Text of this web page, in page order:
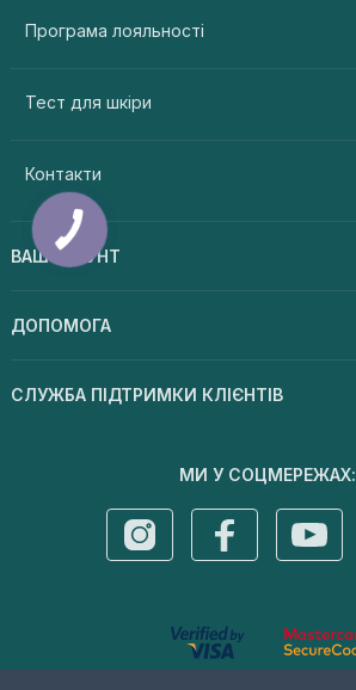
Програма лояльності
Тест для шкіри
Контакти
ВАШ АКАУНТ
ДОПОМОГА
СЛУЖБА ПІДТРИМКИ КЛІЄНТІВ
МИ У СОЦМЕРЕЖАХ: